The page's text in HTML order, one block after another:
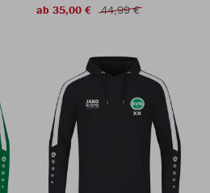
ab 35,00 €
44,99 €